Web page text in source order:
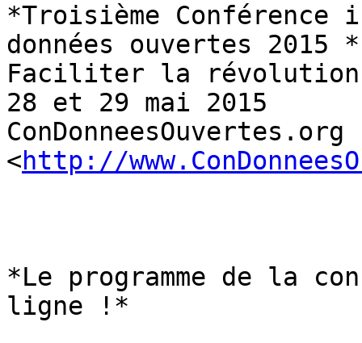
*Troisième
données ouvertes 2015 *
Faciliter la révolution
28 et 29 mai 2015
ConDonneesOuvertes.org
<http://
*Le programme de la
ligne !*